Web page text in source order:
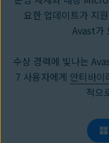
요한 업데이트가 지
Avast가
수상 경력에 빛나는
7 사용자에게 안티바이
적으